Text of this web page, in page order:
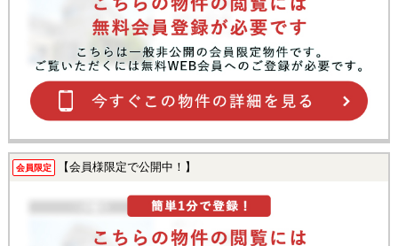
会員限定 【会員様限定で公開中！】